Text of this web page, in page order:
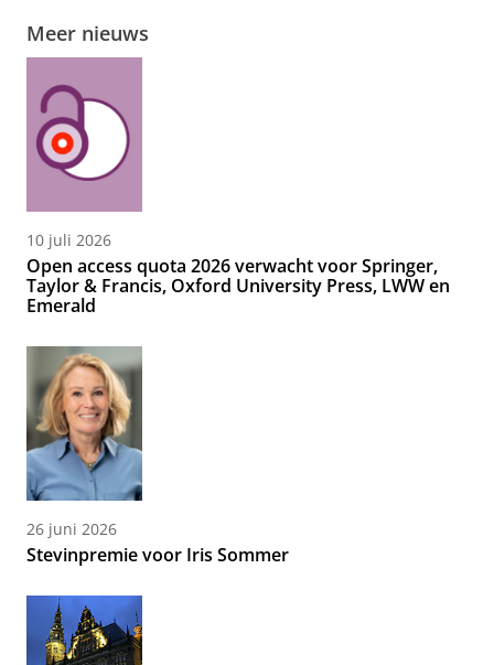
Meer nieuws
10 juli 2026
Open access quota 2026 verwacht voor Springer,
Taylor & Francis, Oxford University Press, LWW en
Emerald
26 juni 2026
Stevinpremie voor Iris Sommer